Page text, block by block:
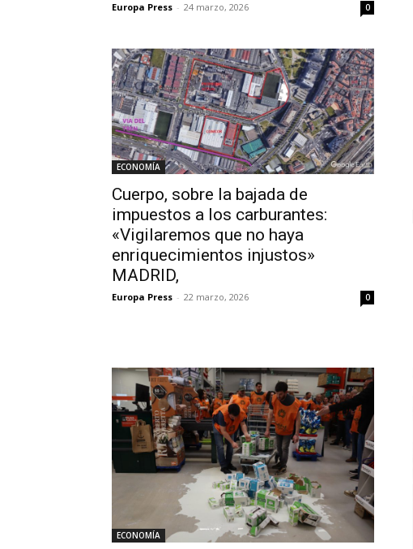
Europa Press - 24 marzo, 2026 0
ECONOMÍA
Cuerpo, sobre la bajada de
impuestos a los carburantes:
«Vigilaremos que no haya
enriquecimientos injustos»
MADRID,
Europa Press - 22 marzo, 2026 0
ECONOMÍA